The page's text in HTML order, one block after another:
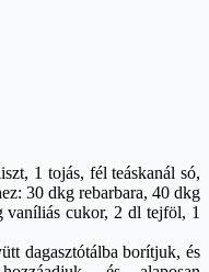
1 tojás, fél teáskanál só,
30 dkg rebarbara, 40 dkg
vaníliás cukor, 2 dl tejföl, 1
dagasztótálba borítjuk, és